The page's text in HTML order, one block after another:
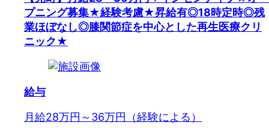
プニング募集★経験考慮★昇給有◎18時定時◎残
業ほぼなし◎膝関節症を中心とした再生医療クリ
ニック★
給与
月給28万円～36万円（経験による）